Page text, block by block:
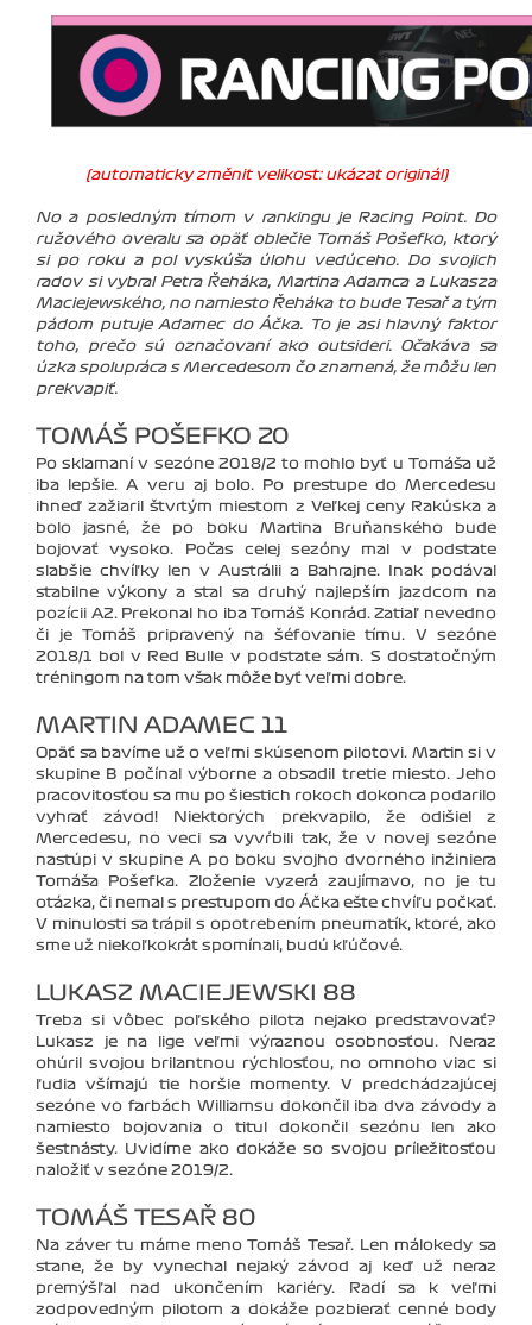
(automaticky změnit velikost: ukázat originál)
No a posledným tímom v rankingu je Racing Point. Do
ružového overalu sa opäť oblečie Tomáš Pošefko, ktorý
si po roku a pol vyskúša úlohu vedúceho. Do svojich
radov si vybral Petra Řeháka, Martina Adamca a Lukasza
Maciejewského, no namiesto Řeháka to bude Tesař a tým
pádom putuje Adamec do Áčka. To je asi hlavný faktor
toho, prečo sú označovaní ako outsideri. Očakáva sa
úzka spolupráca s Mercedesom čo znamená, že môžu len
prekvapiť.
TOMÁŠ POŠEFKO 20
Po sklamaní v sezóne 2018/2 to mohlo byť u Tomáša už
iba lepšie. A veru aj bolo. Po prestupe do Mercedesu
ihneď zažiaril štvrtým miestom z Veľkej ceny Rakúska a
bolo jasné, že po boku Martina Bruňanského bude
bojovať vysoko. Počas celej sezóny mal v podstate
slabšie chvíľky len v Austrálii a Bahrajne. Inak podával
stabilne výkony a stal sa druhý najlepším jazdcom na
pozícii A2. Prekonal ho iba Tomáš Konrád. Zatiaľ nevedno
či je Tomáš pripravený na šéfovanie tímu. V sezóne
2018/1 bol v Red Bulle v podstate sám. S dostatočným
tréningom na tom však môže byť veľmi dobre.
MARTIN ADAMEC 11
Opäť sa bavíme už o veľmi skúsenom pilotovi. Martin si v
skupine B počínal výborne a obsadil tretie miesto. Jeho
pracovitosťou sa mu po šiestich rokoch dokonca podarilo
vyhrať závod! Niektorých prekvapilo, že odišiel z
Mercedesu, no veci sa vyvŕbili tak, že v novej sezóne
nastúpi v skupine A po boku svojho dvorného inžiniera
Tomáša Pošefka. Zloženie vyzerá zaujímavo, no je tu
otázka, či nemal s prestupom do Áčka ešte chvíľu počkať.
V minulosti sa trápil s opotrebením pneumatík, ktoré, ako
sme už niekoľkokrát spomínali, budú kľúčové.
LUKASZ MACIEJEWSKI 88
Treba si vôbec poľského pilota nejako predstavovať?
Lukasz je na lige veľmi výraznou osobnosťou. Neraz
ohúril svojou brilantnou rýchlosťou, no omnoho viac si
ľudia všímajú tie horšie momenty. V predchádzajúcej
sezóne vo farbách Williamsu dokončil iba dva závody a
namiesto bojovania o titul dokončil sezónu len ako
šestnásty. Uvidíme ako dokáže so svojou príležitosťou
naložiť v sezóne 2019/2.
TOMÁŠ TESAŘ 80
Na záver tu máme meno Tomáš Tesař. Len málokedy sa
stane, že by vynechal nejaký závod aj keď už neraz
premýšľal nad ukončením kariéry. Radí sa k veľmi
zodpovedným pilotom a dokáže pozbierať cenné body